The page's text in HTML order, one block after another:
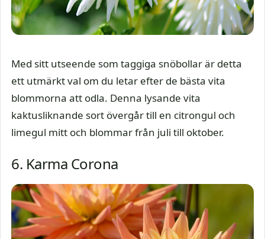
Med sitt utseende som taggiga snöbollar är detta
ett utmärkt val om du letar efter de bästa vita
blommorna att odla. Denna lysande vita
kaktusliknande sort övergår till en citrongul och
limegul mitt och blommar från juli till oktober.
6. Karma Corona